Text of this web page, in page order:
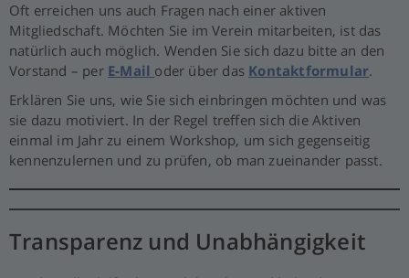
Oft erreichen uns auch Fragen nach einer aktiven
Mitgliedschaft. Möchten Sie im Verein mitarbeiten, ist das
natürlich auch möglich. Wenden Sie sich dazu bitte an den
Vorstand – per E-Mail oder über das Kontaktformular.
Erklären Sie uns, wie Sie sich einbringen möchten und was
sie dazu motiviert. In der Regel treffen sich die Aktiven
einmal im Jahr zu einem Workshop, um sich gegenseitig
kennenzulernen und zu prüfen, ob man zueinander passt.
Transparenz und Unabhängigkeit